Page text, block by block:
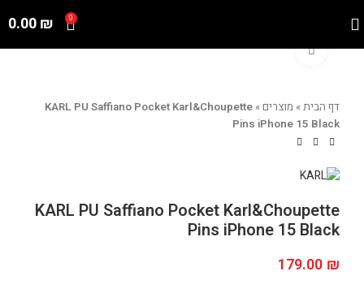
0
0.00₪
Click to enlarge
דף הבית» מוצרים»
KARL PU Saffiano Pocket Karl&Choupette
Pins iPhone 15 Black
KARL PU Saffiano Pocket Karl&Choupette
Pins iPhone 15 Black
179.00 ₪